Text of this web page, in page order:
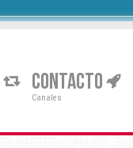
CONTACTO
Canales